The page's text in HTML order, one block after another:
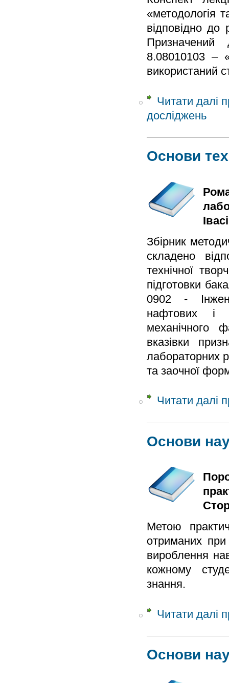
«методологія
відповідно до
Призначений
8.08010103 –
використаний
Читати далі
досліджень
Основи
Збірник
складено
технічної
підготовки
0902 -
нафтових і
механiчного
вказівки
лабораторних
та заочної
Читати далі
Основи
Метою
отриманих при
вироблення
кожному
знання.
Читати далі
Основи